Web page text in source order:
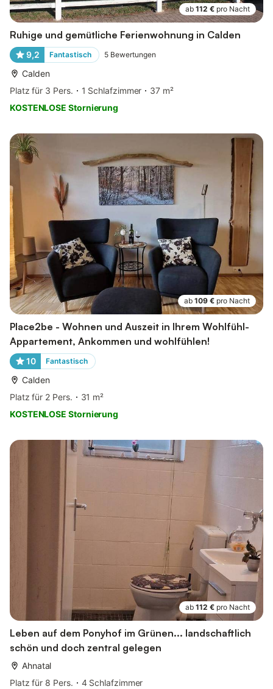
ab 112 € pro Nacht
Ruhige und gemütliche Ferienwohnung in Calden
9,2 Fantastisch 5 Bewertungen
Calden
Platz für 3 Pers.
1 Schlafzimmer
37 m²
KOSTENLOSE Stornierung
ab 109 € pro Nacht
Place2be - Wohnen und Auszeit in Ihrem Wohlfühl-
Appartement, Ankommen und wohlfühlen!
10 Fantastisch
Calden
Platz für 2 Pers.
31 m²
KOSTENLOSE Stornierung
ab 112 € pro Nacht
Leben auf dem Ponyhof im Grünen... landschaftlich
schön und doch zentral gelegen
Ahnatal
Platz für 8 Pers.
4 Schlafzimmer